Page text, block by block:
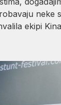
neke
ekipi